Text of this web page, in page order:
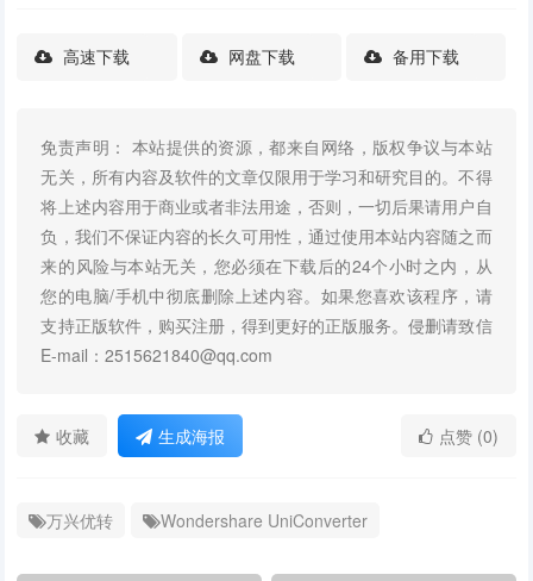
高速下载 网盘下载 备用下载
免责声明： 本站提供的资源，都来自网络，版权争议与本站
无关，所有内容及软件的文章仅限用于学习和研究目的。不得
将上述内容用于商业或者非法用途，否则，一切后果请用户自
负，我们不保证内容的长久可用性，通过使用本站内容随之而
来的风险与本站无关，您必须在下载后的24个小时之内，从
您的电脑/手机中彻底删除上述内容。如果您喜欢该程序，请
支持正版软件，购买注册，得到更好的正版服务。侵删请致信
E-mail：2515621840@qq.com
收藏 生成海报 点赞 (0)
万兴优转 Wondershare UniConverter